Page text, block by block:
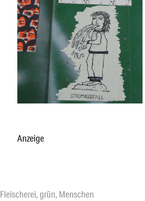
Anzeige
Fleischerei, grün, Menschen